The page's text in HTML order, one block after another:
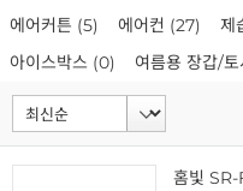
에어커튼 (5) 에어컨 (27) 제
아이스박스 (0) 여름용 장갑/토
홈빛